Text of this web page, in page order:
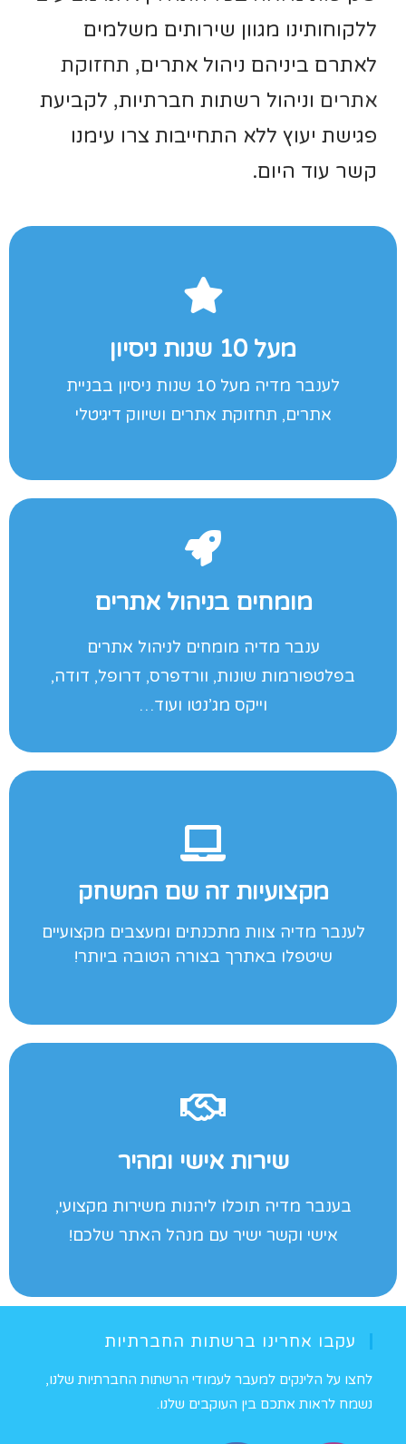
ללקוחותינו מגוון שירותים משלמים
לאתרם ביניהם ניהול אתרים, תחזוקת
אתריםוניהול רשתות חברתיות, לקביעת
פגישת יעוץ ללא התחייבות צרו עימנו
קשר עוד היום.
מעל 10 שנות ניסיון
לענבר מדיה מעל 10 שנות ניסיון בבניית
אתרים, תחזוקת אתרים ושיווק דיגיטלי
ניסיון עושה את ההבדל! אל תבזבזו זמן עם
לקבלת הצעה לחץ כאן
מומחים בניהול אתרים
ענבר מדיה מומחים לניהול אתרים
בפלטפורמות שונות, וורדפרס, דרופל, דודה,
וייקס מג’נטו ועוד…
ניהול אתרים משאירים למומחים!
לקבלת הצעה לחץ כאן
מקצועיות זה שם המשחק
לענבר מדיה צוות מתכנתים ומעצבים מקצועיים
שיטפלו באתרך בצורה הטובה ביותר!
אל תהיה עוד לקוח, הצטרף אלינו וקבל יחס
לקבלת הצעה לחץ כאן
שירות אישי ומהיר
בענבר מדיה תוכלו ליהנות משירות מקצועי,
אישי וקשר ישיר עם מנהל האתר שלכם!
חשוב לנו שתהיה רגוע ותוכל להתפנות לדברים
עקבו אחרינו ברשתות החברתיות
לחצו על הלינקים למעבר לעמודי הרשתות החברתיות שלנו,
נשמח לראות אתכם בין העוקבים שלנו.